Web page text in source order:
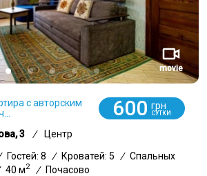
movie
с авторским
600 грн
СУТКИ
3 /
Центр
Гостей: 8 / Кроватей: 5 / Спальных
40 м2 /
Почасово